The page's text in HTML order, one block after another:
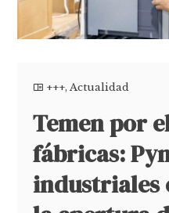
+++,Actualidad
Temen por
fábricas:
industriales